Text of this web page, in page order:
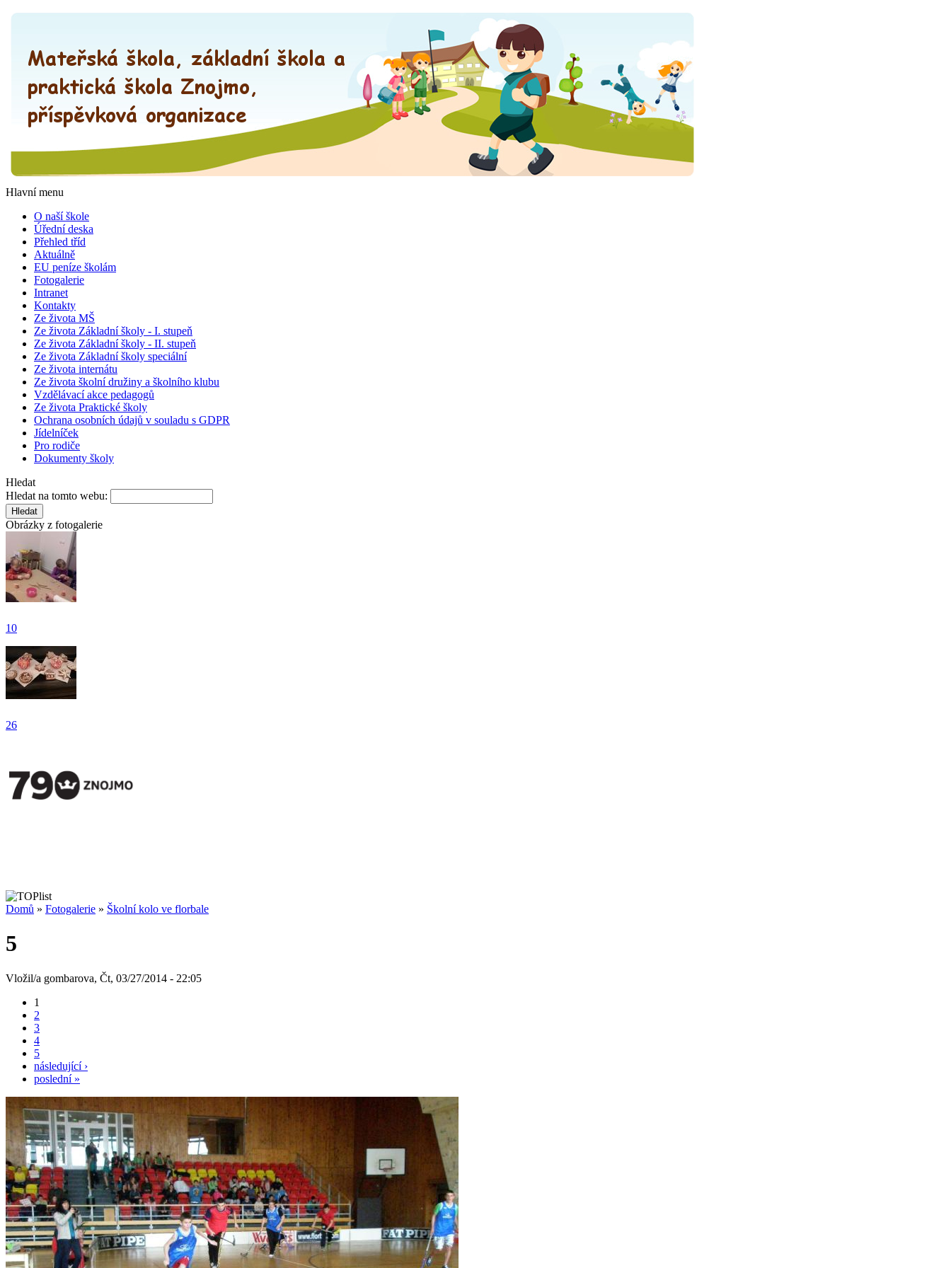
Hlavní menu
O naší škole
Úřední deska
Přehled tříd
Aktuálně
EU peníze školám
Fotogalerie
Intranet
Kontakty
Ze života MŠ
Ze života Základní školy - I. stupeň
Ze života Základní školy - II. stupeň
Ze života Základní školy speciální
Ze života internátu
Ze života školní družiny a školního klubu
Vzdělávací akce pedagogů
Ze života Praktické školy
Ochrana osobních údajů v souladu s GDPR
Jídelníček
Pro rodiče
Dokumenty školy
Hledat
Hledat na tomto webu:
Obrázky z fotogalerie
10
26
Domů » Fotogalerie » Školní kolo ve florbale
5
Vložil/a gombarova, Čt, 03/27/2014 - 22:05
1
2
3
4
5
následující ›
poslední »